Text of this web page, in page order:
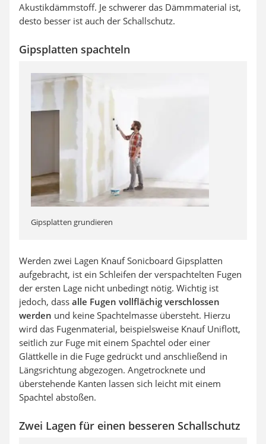
Akustikdämmstoff. Je schwerer das Dämmmaterial ist,
desto besser ist auch der Schallschutz.
Gipsplatten spachteln
Gipsplatten grundieren
Werden zwei Lagen Knauf Sonicboard Gipsplatten
aufgebracht, ist ein Schleifen der verspachtelten Fugen
der ersten Lage nicht unbedingt nötig. Wichtig ist
jedoch, dass alle Fugen vollflächig verschlossen
werden und keine Spachtelmasse übersteht. Hierzu
wird das Fugenmaterial, beispielsweise Knauf Uniflott,
seitlich zur Fuge mit einem Spachtel oder einer
Glättkelle in die Fuge gedrückt und anschließend in
Längsrichtung abgezogen. Angetrocknete und
überstehende Kanten lassen sich leicht mit einem
Spachtel abstoßen.
Zwei Lagen für einen besseren Schallschutz